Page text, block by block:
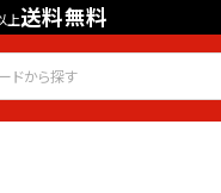
上送料無料
会員登録 ログイン お気